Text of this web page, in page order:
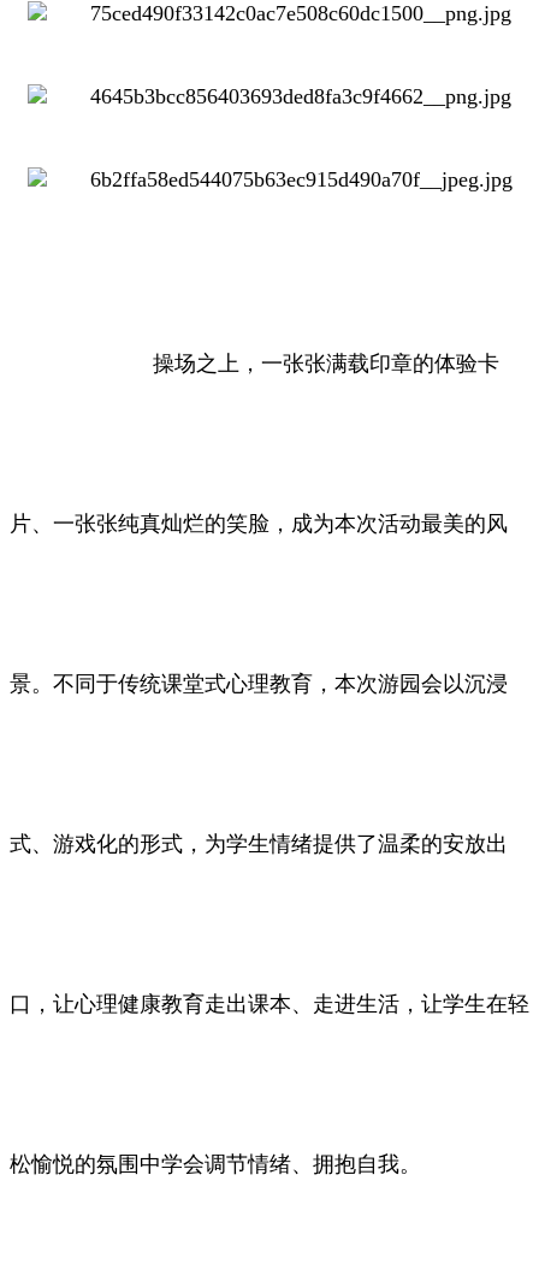
操场之上，一张张满载印章的体验卡
片、一张张纯真灿烂的笑脸，成为本次活动最美的风
景。不同于传统课堂式心理教育，本次游园会以沉浸
式、游戏化的形式，为学生情绪提供了温柔的安放出
口，让心理健康教育走出课本、走进生活，让学生在轻
松愉悦的氛围中学会调节情绪、拥抱自我。